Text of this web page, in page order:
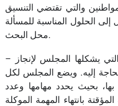
والتي تقتضي التنسيق
الحلول المناسبة للمسألة
محل البحث.
– اللجان المؤقتة: هي اللجان التي يشكلها المجلس لإنجاز
إليه. ويضع المجلس لكل
بحيث يحدد مهامها وعدد
بانتهاء المهمة الموكلة